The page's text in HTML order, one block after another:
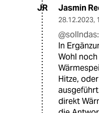
JR Jasmin
28.12.2023,
@sollndas:
In
Wohl
Hitze,
direkt